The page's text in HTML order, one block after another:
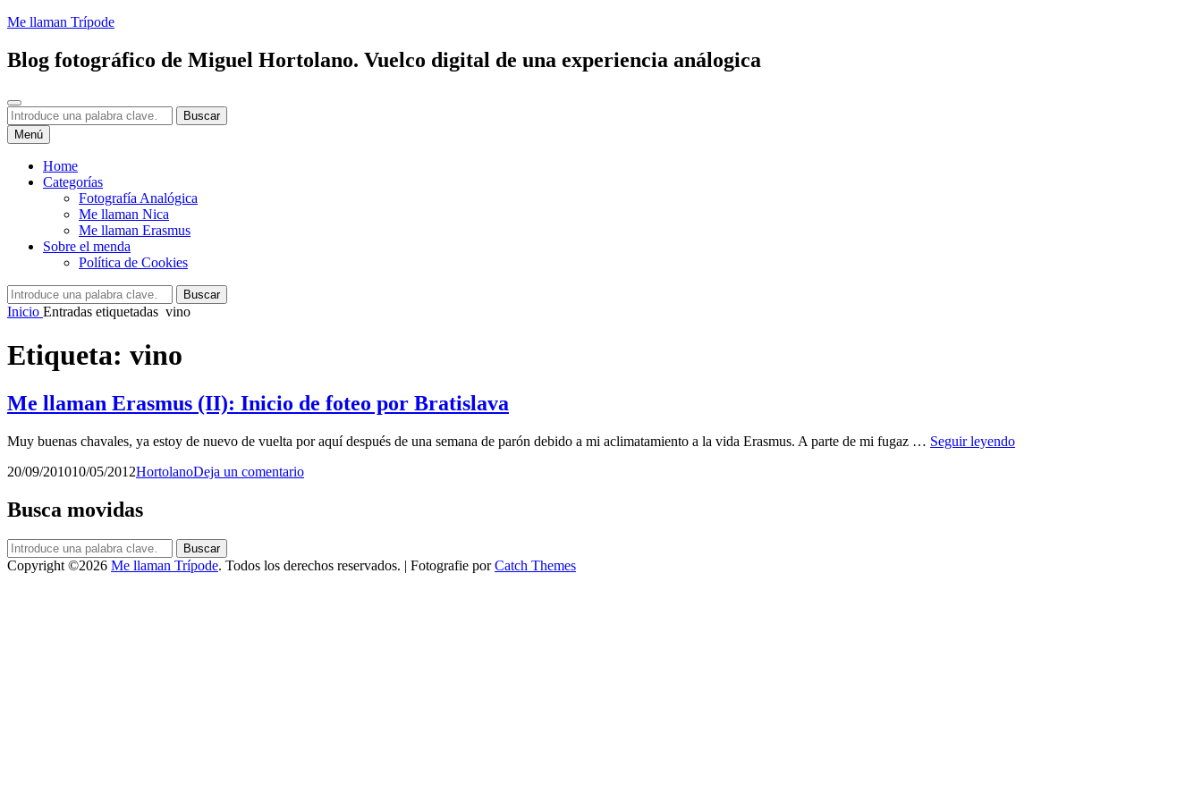
Saltar
contenido
Me llaman Trípode
Blog fotográfico de Miguel Hortolano. Vuelco digital de una experiencia análogica
Buscar
Buscar:
Buscar
Menú
Home
Categorías
Fotografía Analógica
Me llaman Nica
Me llaman Erasmus
Sobre el menda
Política de Cookies
Buscar:
Buscar
Inicio Entradas etiquetadas vino
Etiqueta: vino
Me llaman Erasmus (II): Inicio de foteo por Bratislava
Muy buenas chavales, ya estoy de nuevo de vuelta por aquí después de una semana de parón debido a mi aclimatamiento a la vida Erasmus. A parte de mi fugaz … Seguir leyendoMe
Publicado
20/09/201010/05/2012por
HortolanoDeja un comentario
Busca movidas
Buscar: Buscar
Copyright ©2026 Me llaman Trípode. Todos los derechos reservados. | Fotografie porCatch Themes